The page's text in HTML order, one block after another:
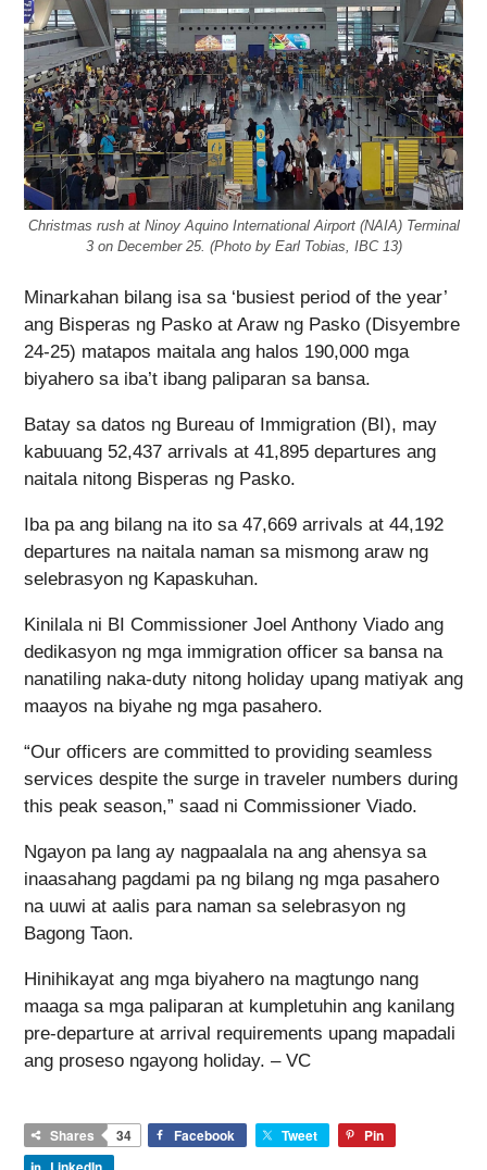
Christmas rush at Ninoy Aquino International Airport (NAIA) Terminal
3 on December 25. (Photo by Earl Tobias, IBC 13)
Minarkahan bilang isa sa ‘busiest period of the year’
ang Bisperas ng Pasko at Araw ng Pasko (Disyembre
24-25) matapos maitala ang halos 190,000 mga
biyahero sa iba’t ibang paliparan sa bansa.
Batay sa datos ng Bureau of Immigration (BI), may
kabuuang 52,437 arrivals at 41,895 departures ang
naitala nitong Bisperas ng Pasko.
Iba pa ang bilang na ito sa 47,669 arrivals at 44,192
departures na naitala naman sa mismong araw ng
selebrasyon ng Kapaskuhan.
Kinilala ni BI Commissioner Joel Anthony Viado ang
dedikasyon ng mga immigration officer sa bansa na
nanatiling naka-duty nitong holiday upang matiyak ang
maayos na biyahe ng mga pasahero.
“Our officers are committed to providing seamless
services despite the surge in traveler numbers during
this peak season,” saad ni Commissioner Viado.
Ngayon pa lang ay nagpaalala na ang ahensya sa
inaasahang pagdami pa ng bilang ng mga pasahero
na uuwi at aalis para naman sa selebrasyon ng
Bagong Taon.
Hinihikayat ang mga biyahero na magtungo nang
maaga sa mga paliparan at kumpletuhin ang kanilang
pre-departure at arrival requirements upang mapadali
ang proseso ngayong holiday. – VC
Shares 34 Facebook Tweet
Pin